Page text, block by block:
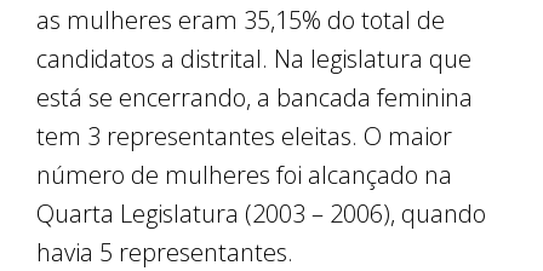
as mulheres eram 35,15% do total de
candidatos a distrital. Na legislatura que
está se encerrando, a bancada feminina
tem 3 representantes eleitas. O maior
número de mulheres foi alcançado na
Quarta Legislatura (2003 – 2006), quando
havia 5 representantes.